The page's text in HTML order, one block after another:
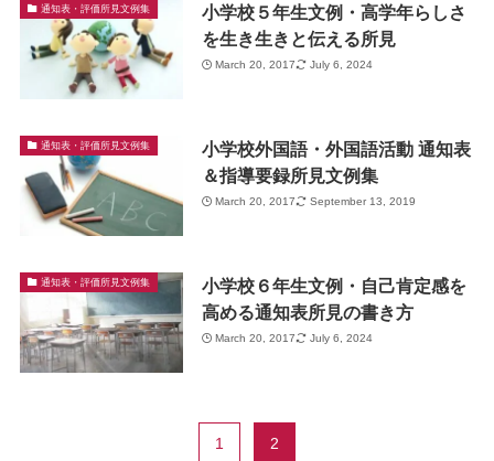
通知表・評価所見文例集
小学校５年生文例・高学年らしさ
を生き生きと伝える所見
March 20, 2017 July 6, 2024
通知表・評価所見文例集
小学校外国語・外国語活動 通知表
＆指導要録所見文例集
March 20, 2017 September 13, 2019
通知表・評価所見文例集
小学校６年生文例・自己肯定感を
高める通知表所見の書き方
March 20, 2017 July 6, 2024
1 2